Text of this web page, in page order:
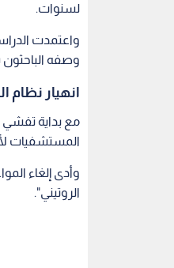
لسنوات.
وصفه الباحثون
انهيار نظام
مع بداية تفشي
المستشفيات
وأدى إلغاء
الروتيني".